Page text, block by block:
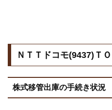
ＮＴＴドコモ(9437)Ｔ
株式移管出庫の手続き状況